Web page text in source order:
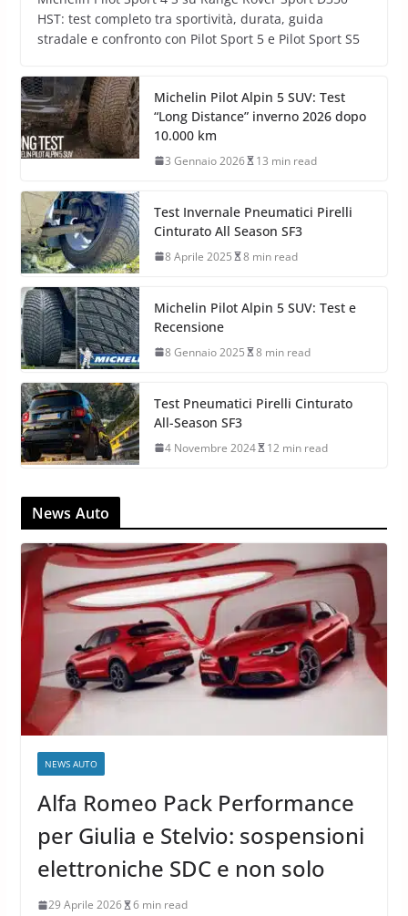
HST: test completo tra sportività, durata, guida
stradale e confronto con Pilot Sport 5 e Pilot Sport S5
Michelin Pilot Alpin 5 SUV: Test
“Long Distance” inverno 2026 dopo
10.000 km
3 Gennaio 2026 13 min read
Test Invernale Pneumatici Pirelli
Cinturato All Season SF3
8 Aprile 2025 8 min read
Michelin Pilot Alpin 5 SUV: Test e
Recensione
8 Gennaio 2025 8 min read
Test Pneumatici Pirelli Cinturato
All-Season SF3
4 Novembre 2024 12 min read
News Auto
NEWS AUTO
Alfa Romeo Pack Performance
per Giulia e Stelvio: sospensioni
elettroniche SDC e non solo
29 Aprile 2026 6 min read